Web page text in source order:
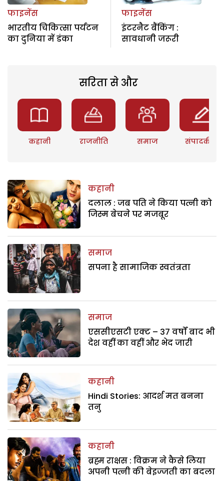
फाइनेंस
भारतीय चिकित्सा पर्यटन
का दुनिया में डंका
फाइनेंस
इंटरनैट बैंकिंग :
सावधानी जरूरी
सरिता से और
कहानी राजनीति समाज संपादकीय
कहानी
दलाल : जब पति ने किया पत्नी को
जिस्म बेचने पर मजबूर
समाज
सपना है सामाजिक स्वतंत्रता
समाज
एससीएसटी एक्ट – 37 वर्षों बाद भी
देश वहीं का वहीं और भेद जारी
कहानी
Hindi Stories: आदर्श मत बनना
तनु
कहानी
ब्रह्म राक्षस : विक्रम ने कैसे लिया
अपनी पत्नी की बेइज्जती का बदला